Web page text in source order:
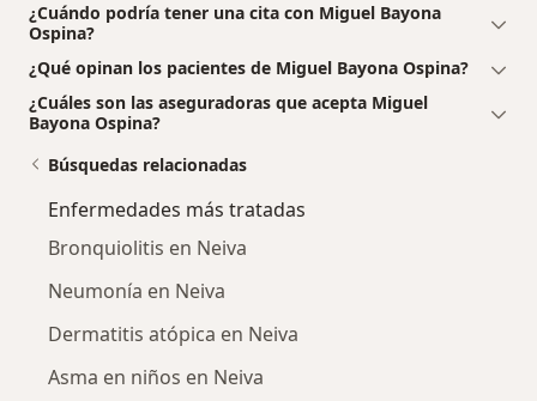
¿Cuándo podría tener una cita con Miguel Bayona
Ospina?
¿Qué opinan los pacientes de Miguel Bayona Ospina?
¿Cuáles son las aseguradoras que acepta Miguel
Bayona Ospina?
Búsquedas relacionadas
Enfermedades más tratadas
Bronquiolitis en Neiva
Neumonía en Neiva
Dermatitis atópica en Neiva
Asma en niños en Neiva